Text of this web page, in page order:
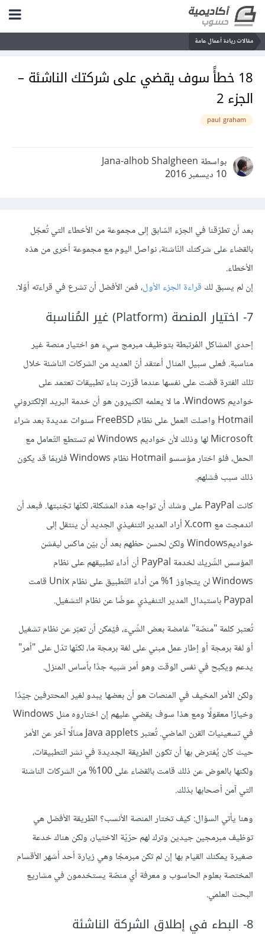
مقالات ريادة أعمال عامة
18 خطأً سوف يقضي على شركتك الناشئة –
الجزء 2
paul graham
بواسطة Jana-alhob Shalgheen
10 ديسمبر 2016
بعد أن تطرّقنا في الجزء السّابق إلى مجموعة من الأخطاء التي تُعجّل
بالقضاء على شركتك النّاشئة، نواصل اليوم مع مجموعة أخرى من هذه
الأخطاء.
إن لم يسبق لك قراءة الجزء الأول، فمن الأفضل أن تشرع في قراءته أوّلا.
7- اختيار المنصة (Platform) غير المُناسبة
إحدى المشاكل المُرتبطة بتوظيف مبرمج سيء هو اختيار منصة غير
مناسبة. فعلى سبيل المثال أعتقد أنّ العديد من الشركات الناشئة خلال
تلك الفترة قضت على نفسها عندما قرّرت بناء تطبيقات تعتمد على
خواديم Windows. ما لا يعلمه الكثيرون هو أن خدمة البريد الإلكتروني
Hotmail واصلت العمل على نظام FreeBSD سنوات عديدة بعد شراء
Microsoft لها وذلك لأن خواديم Windows لم تستطع التّعامل مع
الحمل، فلو اختار مؤسسو Hotmail نظام Windows فلربمّا قد يكون
ذلك سبب فشلهم.
كانت PayPal على وشك أن تواجه هذه المشكلة، لكنّها تجّنبتها. فبعد أن
اندمجت مع X.com أراد المدير التنفيذي الجديد أن ينتقل إلى
خواديمWindows ولكن لحسن حظهم بعد أن بيّن ماكس ليفشن
المؤسس الشّريك لخدمة PayPal أن أداء تطبيقهم على نظام
Windows لن يتجاوز 1% من أداء التّطبيق على نظام Unix قامت
Paypal باستبدال المدير التنفيذي عوضًا عن نظام التشغيل.
تُعتبر كلمة "منصّة" غامضة بعض الشّيء، فيُمكن أن تعبّر عن نظام تشغيل
أو لغة برمجة أو إطار عمل مبني على لغة برمجة ما، لكنّها تدّل على "أمر"
يدعم ويكبح في نفس الوقت وهو أمر شبيه جدًا بأساس المنزل.
ولكن الأمر المخيف في المنصات هو أن بعضها يبدو لغير المحترفين جيّدًا
وخيارًا معقولًا ومع هذا سوف يقضي عليهم إن اختاروه مثل Windows
في تسعينيات القرن الماضي. تُعتبر Java applets مثالًا آخر عن الأمر
حيث كان يُفترض بها أن تكون الطريقة الجديدة في نشر التطبيقات،
ولكنها بالعوض عن ذلك قامت بالقضاء على 100% من الشركات الناشئة
التي آمن أصحابها بذلك.
وهنا يأتي السؤال: كيف تختار المنصة الأنسب؟ الطّريقة الأفضل هي
توظيف مبرمجين جيدين وترك لهم حرّيّة الاختيار، ولكن هناك خدعة
صغيرة يمكنك القيام بها إن لم تكن مبرمجًا وهي زيارة أحد أشهر الأقسام
المختصة بعلوم الحاسوب و معرفة أي منصّة يستخدمون في مشاريع
البحث العلمي.
8- البطء في إطلاق الشركة الناشئة